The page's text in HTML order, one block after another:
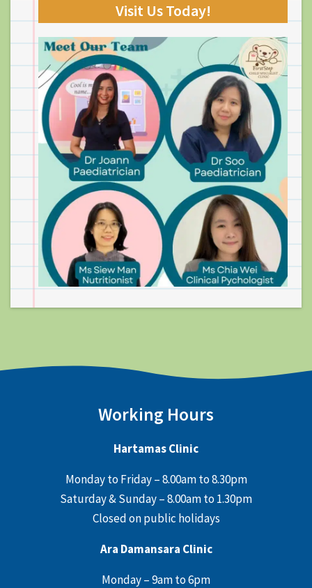
Visit Us Today!
Working Hours
Hartamas Clinic
Monday to Friday – 8.00am to 8.30pm
Saturday & Sunday – 8.00am to 1.30pm
Closed on public holidays
Ara Damansara Clinic
Monday – 9am to 6pm